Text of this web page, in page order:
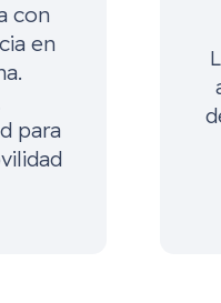
con
en
para